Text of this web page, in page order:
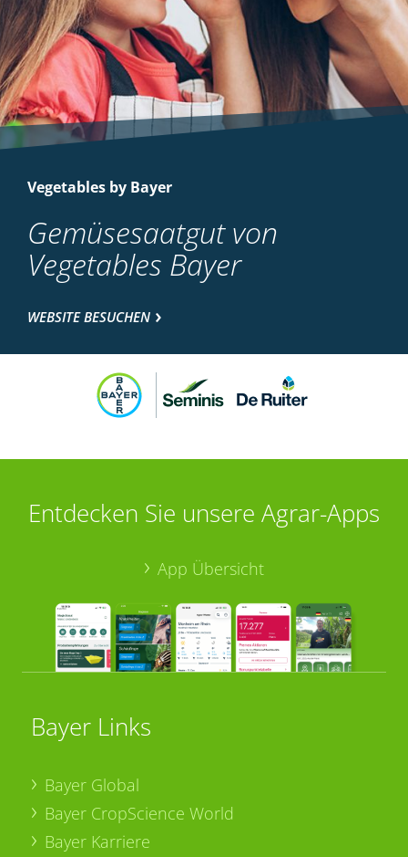
Vegetables by Bayer
Gemüsesaatgut von
Vegetables Bayer
WEBSITE BESUCHEN
Entdecken Sie unsere Agrar-Apps
App Übersicht
Bayer Links
Bayer Global
Bayer CropScience World
Bayer Karriere